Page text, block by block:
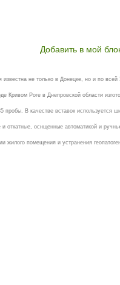
Добавить в мой
не только в Донецке, но и по
Кривом Роге в Днепровской области
пробы. В качестве вставок используется
откатные, оснщенные автоматикой и
помещения и устранения